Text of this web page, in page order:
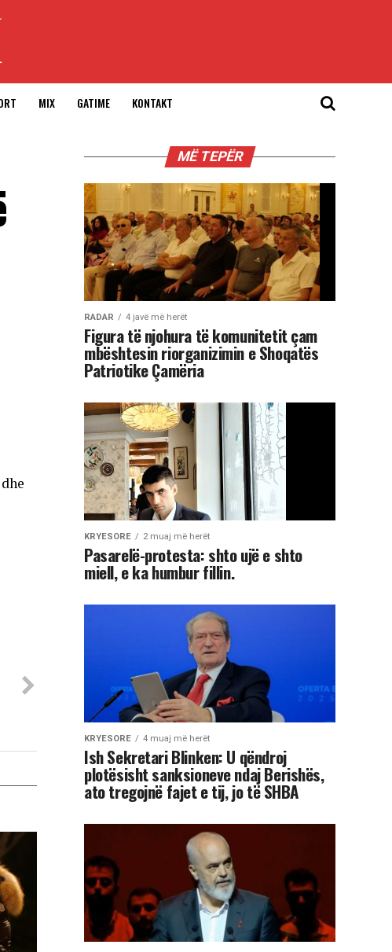
MIX GATIME KONTAKT
MË TEPËR
RADAR 4 javë më herët
Figura të njohura të komunitetit çam
mbështesin riorganizimin e Shoqatës
Patriotike Çamëria
KRYESORE 2 muaj më herët
Pasarelë-protesta: shto ujë e shto
miell, e ka humbur fillin.
KRYESORE 4 muaj më herët
Ish Sekretari Blinken: U qëndroj
plotësisht sanksioneve ndaj Berishës,
ato tregojnë fajet e tij, jo të SHBA